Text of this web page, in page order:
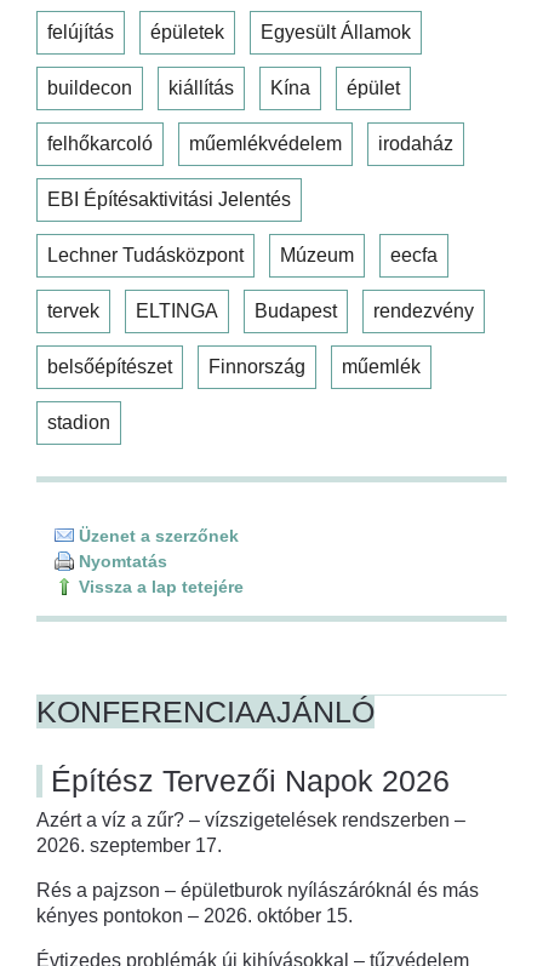
felújítás épületek Egyesült Államok
buildecon kiállítás Kína épület
felhőkarcoló műemlékvédelem irodaház
EBI Építésaktivitási Jelentés
Lechner Tudásközpont Múzeum eecfa
tervek ELTINGA Budapest rendezvény
belsőépítészet Finnország műemlék
stadion
Üzenet a szerzőnek
Nyomtatás
Vissza a lap tetejére
KONFERENCIAAJÁNLÓ
Építész Tervezői Napok 2026
Azért a víz a zűr? – vízszigetelések rendszerben –
2026. szeptember 17.
Rés a pajzson – épületburok nyílászáróknál és más
kényes pontokon – 2026. október 15.
Évtizedes problémák új kihívásokkal – tűzvédelem